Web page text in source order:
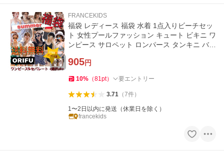
FRANCEKIDS
福袋 レディース 福袋 水着 1点入りビーチセッ
ト 女性プールファッション キュート ビキニ ワ
ンピース サロペット ロンパース タンキニ バン
905円
10% （81pt） 要エントリー
3.71（7件）
1〜2日以内に発送（休業日を除く）
francekids